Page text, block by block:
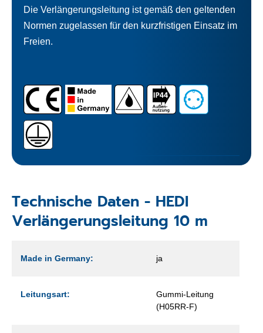
Die Verlängerungsleitung ist gemäß den geltenden
Normen zugelassen für den kurzfristigen Einsatz im
Freien.
Technische Daten - HEDI
Verlängerungsleitung 10 m
Made in Germany: ja
Leitungsart:
Gummi-Leitung
(H05RR-F)